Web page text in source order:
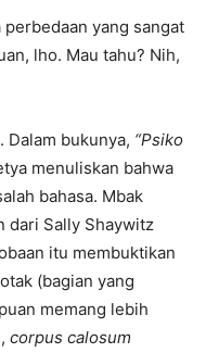
yang sangat
lho. Mau tahu? Nih,
bukunya, “Psiko
menuliskan bahwa
bahasa. Mbak
dari Sally Shaywitz
itu membuktikan
(bagian yang
memang lebih
corpus calosum